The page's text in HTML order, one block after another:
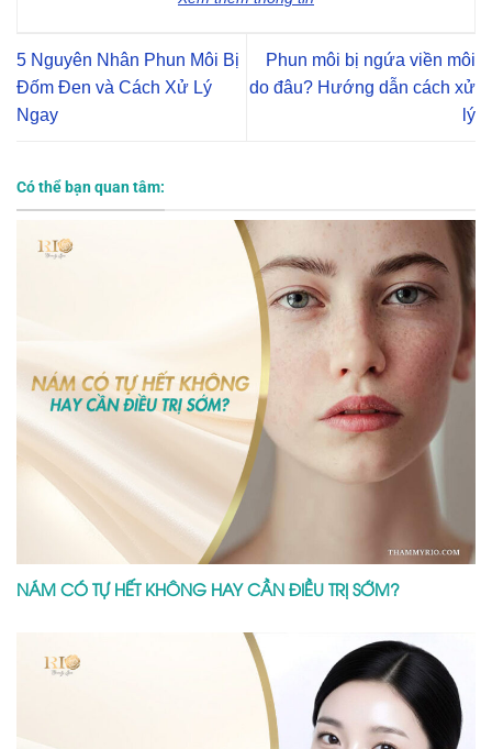
5 Nguyên Nhân Phun Môi Bị
Đốm Đen và Cách Xử Lý
Ngay
Phun môi bị ngứa viền môi
do đâu? Hướng dẫn cách xử
lý
Có thể bạn quan tâm:
NÁM CÓ TỰ HẾT KHÔNG HAY CẦN ĐIỀU TRỊ SỚM?